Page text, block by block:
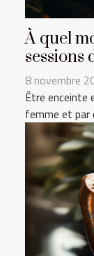
À quel
sessions
8 novembre
Être enceinte
femme et par